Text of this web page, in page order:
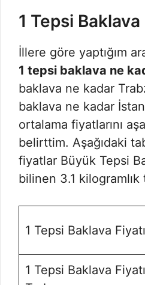
1 Tepsi
İllere göre yaptığım
1 tepsi baklava ne
baklava ne kadar
baklava ne kadar
ortalama fiyatlarını
belirttim. Aşağıdaki
fiyatlar Büyük Tepsi
bilinen 3.1 kilogramlık
1 Tepsi Baklava
1 Tepsi Baklava Fiyatı